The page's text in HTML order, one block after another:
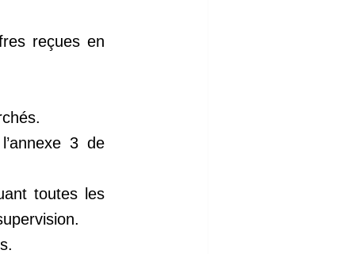
reçues en
3 de
toutes les